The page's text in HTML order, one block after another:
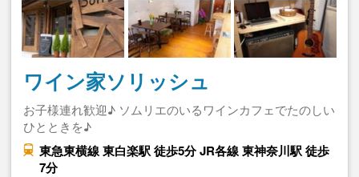
ワイン家ソリッシュ
お子様連れ歓迎♪ ソムリエのいるワインカフェでたのしい
ひとときを♪
東急東横線 東白楽駅 徒歩5分 JR各線 東神奈川駅 徒歩
7分